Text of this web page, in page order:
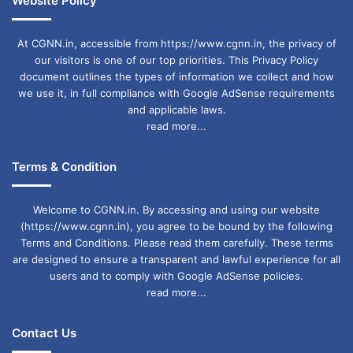
पार्किंग एरिया तक लाया गया और यात्रियों को सुरक्षित उतार
लिया गया।
एयरलाइन की टेक्निकल टीम इस पूरे हादसे की जांच कर रही
एयर इंडिया
At CGNN.in, accessible from https://www.cgnn.in, the privacy of
our visitors is one of our top priorities. This Privacy Policy
document outlines the types of information we collect and how
we use it, in full compliance with Google AdSense requirements
and applicable laws.
read more...
Terms & Condition
Welcome to CGNN.in. By accessing and using our website
(https://www.cgnn.in), you agree to be bound by the following
Terms and Conditions. Please read them carefully. These terms
are designed to ensure a transparent and lawful experience for all
users and to comply with Google AdSense policies.
read more...
Contact Us